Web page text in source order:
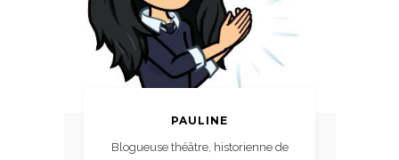
PAULINE
Blogueuse théâtre, historienne de